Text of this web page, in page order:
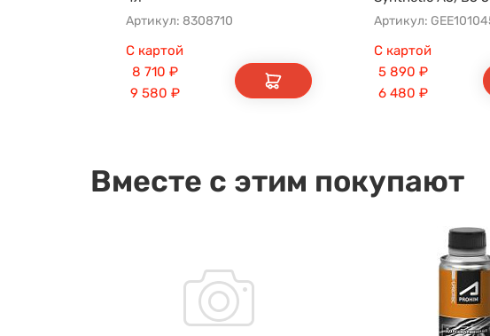
Артикул: 8308710
С картой
8 710 ₽
9 580 ₽
С картой
5 890 ₽
6 480 ₽
Вместе с этим покупают